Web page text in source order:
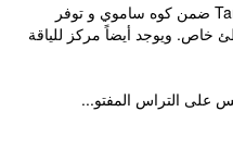
تتواجد Tango Luxe Beach Villa Samui ضمن كوه ساموي و توفر
شاطئ خاص. ويوجد أيضاً مركز للياقة
على التراس المفتو...